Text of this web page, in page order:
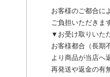
お客様のご都合に
ご負担いただきま
▼お受け取りいた
お客様都合（長期
より商品が当店へ
再発送や返金の有